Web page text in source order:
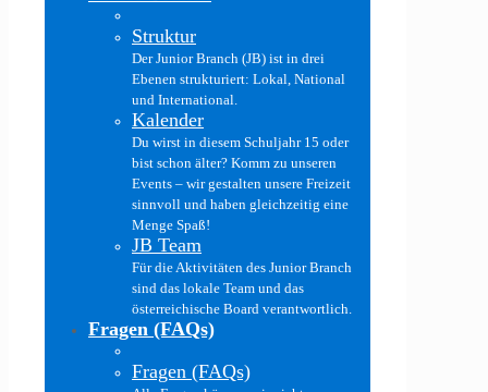
Struktur
Der Junior Branch (JB) ist in drei
Ebenen strukturiert: Lokal, National
und International.
Kalender
Du wirst in diesem Schuljahr 15 oder
bist schon älter? Komm zu unseren
Events – wir gestalten unsere Freizeit
sinnvoll und haben gleichzeitig eine
Menge Spaß!
JB Team
Für die Aktivitäten des Junior Branch
sind das lokale Team und das
österreichische Board verantwortlich.
Fragen (FAQs)
Fragen (FAQs)